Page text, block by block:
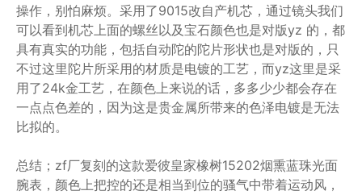
操作，别怕麻烦。采用了9015改自产机芯，通过镜头我们
可以看到机芯上面的螺丝以及宝石颜色也是对版yz 的，都
具有真实的功能，包括自动陀的陀片形状也是对版的，只
不过这里陀片所采用的材质是电镀的工艺，而yz这里是采
用了24k金工艺，在颜色上来说的话，多多少少都会存在
一点点色差的，因为这是贵金属所带来的色泽电镀是无法
比拟的。
总结；zf厂复刻的这款爱彼皇家橡树15202烟熏蓝珠光面
腕表，颜色上把控的还是相当到位的骚气中带着运动风，